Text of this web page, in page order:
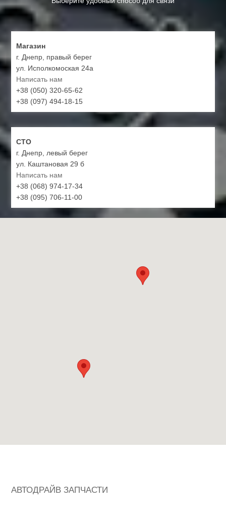
Магазин
г. Днепр, правый берег
ул. Исполкомоская 24а
Написать нам
+38 (050) 320-65-62
+38 (097) 494-18-15
СТО
г. Днепр, левый берег
ул. Каштановая 29 б
Написать нам
+38 (068) 974-17-34
+38 (095) 706-11-00
АВТОДРАЙВ ЗАПЧАСТИ